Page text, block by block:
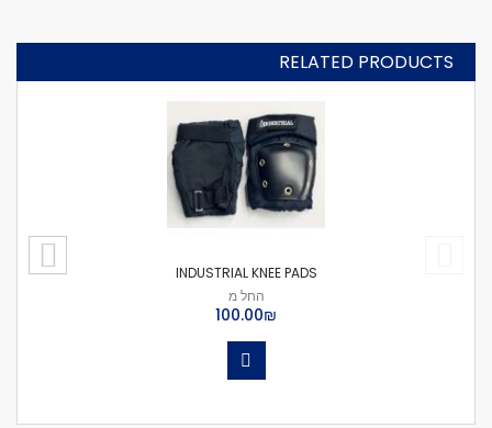
RELATED PRODUCTS
INDUSTRIAL KNEE PADS
החל מ
₪‏100.00